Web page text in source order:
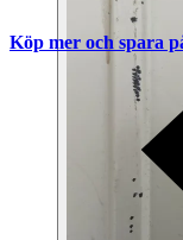
Köp mer och spara